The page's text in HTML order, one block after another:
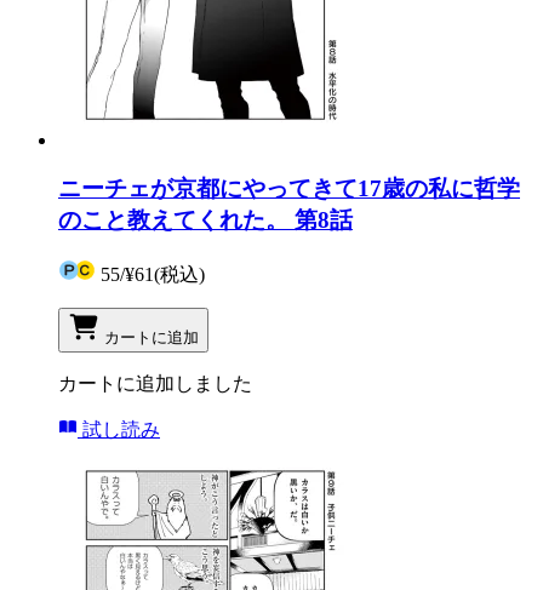
ニーチェが京都にやってきて17歳の私に哲学
のこと教えてくれた。 第8話
55/¥61(税込)
カートに追加
カートに追加しました
試し読み